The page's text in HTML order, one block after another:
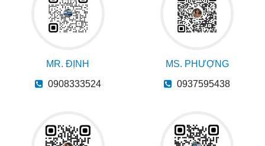
MR. ĐỊNH
0908333524
MS. PHƯỢNG
0937595438